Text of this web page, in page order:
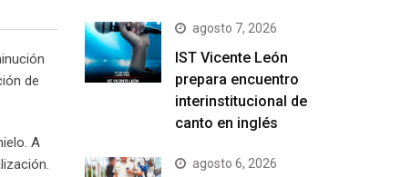
de
A
agosto 7, 2026
IST Vicente León
prepara encuentro
interinstitucional de
canto en inglés
agosto 6, 2026